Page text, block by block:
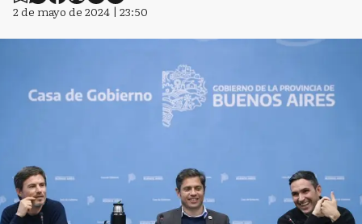
2 de mayo de 2024 | 23:50